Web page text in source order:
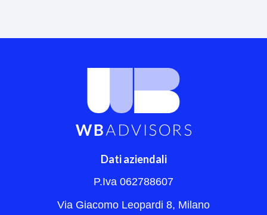
Dati aziendali
P.Iva 062788607
Via Giacomo Leopardi 8, Milano